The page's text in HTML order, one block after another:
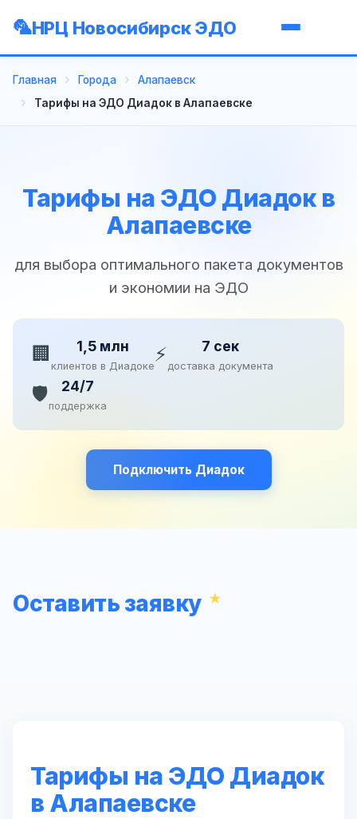
НРЦ Новосибирск ЭДО
Главная Города
Алапаевск
Тарифы на ЭДО Диадок в Алапаевске
Тарифы на ЭДО Диадок в
Алапаевске
для выбора оптимального пакета документов
и экономии на ЭДО
🏢 1,5 млн
клиентов в Диадоке⚡ 7 сек
доставка документа
🛡️ 24/7
поддержка
Подключить Диадок
Оставить заявку
Тарифы на ЭДО Диадок
в Алапаевске